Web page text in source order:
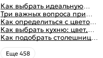
Как выбрать идеальную
планировку для кухни
Три важных вопроса при
выборе кухни: готовка,
посуда, комфорт
Как определиться с цветом
кухни: светлые, темные,
яркие
Как выбрать кухню: цвет,
планировка, аксессуары
Как подобрать столешницу
для кухни по цвету
Eще 458